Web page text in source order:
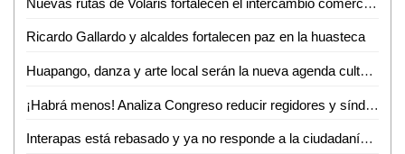
Nuevas rutas de Volaris fortalecen el intercambio comercial y turístico de San Luis Potosí
Ricardo Gallardo y alcaldes fortalecen paz en la huasteca
Huapango, danza y arte local serán la nueva agenda cultural en Ciudad Valles
¡Habrá menos! Analiza Congreso reducir regidores y síndicos; reforma entraría en vigor hasta 2030
Interapas está rebasado y ya no responde a la ciudadanía: Luis Fernando Gámez